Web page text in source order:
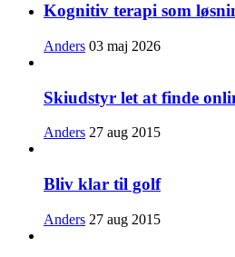
Kognitiv terapi som
Anders 03 maj 2026
Skiudstyr let at finde
Anders 27 aug 2015
Bliv klar til golf
Anders 27 aug 2015